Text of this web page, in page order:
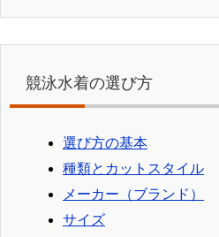
競泳水着の選び方
選び方の基本
種類とカットスタイル
メーカー（ブランド）
サイズ